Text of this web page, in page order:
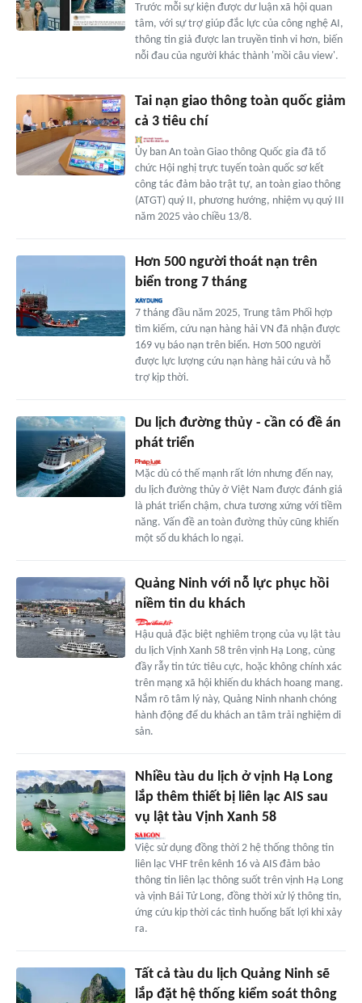
Trước mỗi sự kiện được dư luận xã hội quan
tâm, với sự trợ giúp đắc lực của công nghệ AI,
thông tin giả được lan truyền tinh vi hơn, biến
nỗi đau của người khác thành 'mồi câu view'.
Tai nạn giao thông toàn quốc giảm
cả 3 tiêu chí
Ủy ban An toàn Giao thông Quốc gia đã tổ
chức Hội nghị trực tuyến toàn quốc sơ kết
công tác đảm bảo trật tự, an toàn giao thông
(ATGT) quý II, phương hướng, nhiệm vụ quý III
năm 2025 vào chiều 13/8.
Hơn 500 người thoát nạn trên
biển trong 7 tháng
7 tháng đầu năm 2025, Trung tâm Phối hợp
tìm kiếm, cứu nạn hàng hải VN đã nhận được
169 vụ báo nạn trên biển. Hơn 500 người
được lực lượng cứu nạn hàng hải cứu và hỗ
trợ kịp thời.
Du lịch đường thủy - cần có đề án
phát triển
Mặc dù có thế mạnh rất lớn nhưng đến nay,
du lịch đường thủy ở Việt Nam được đánh giá
là phát triển chậm, chưa tương xứng với tiềm
năng. Vấn đề an toàn đường thủy cũng khiến
một số du khách lo ngại.
Quảng Ninh với nỗ lực phục hồi
niềm tin du khách
Hậu quả đặc biệt nghiêm trọng của vụ lật tàu
du lịch Vịnh Xanh 58 trên vịnh Hạ Long, cùng
đầy rẫy tin tức tiêu cực, hoặc không chính xác
trên mạng xã hội khiến du khách hoang mang.
Nắm rõ tâm lý này, Quảng Ninh nhanh chóng
hành động để du khách an tâm trải nghiệm di
sản.
Nhiều tàu du lịch ở vịnh Hạ Long
lắp thêm thiết bị liên lạc AIS sau
vụ lật tàu Vịnh Xanh 58
Việc sử dụng đồng thời 2 hệ thống thông tin
liên lạc VHF trên kênh 16 và AIS đảm bảo
thông tin liên lạc thông suốt trên vịnh Hạ Long
và vịnh Bái Tử Long, đồng thời xử lý thông tin,
ứng cứu kịp thời các tình huống bất lợi khi xảy
ra.
Tất cả tàu du lịch Quảng Ninh sẽ
lắp đặt hệ thống kiểm soát thông